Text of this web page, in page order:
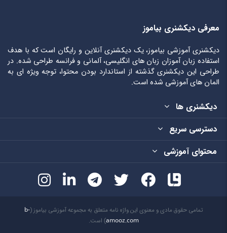
معرفی دیکشنری بیاموز
دیکشنری آموزشی بیاموز، یک دیکشنری آنلاین و رایگان است که با هدف
استفاده زبان آموزان زبان های انگلیسی، آلمانی و فرانسه طراحی شده. در
طراحی این دیکشنری گذشته از استاندارد بودن محتوا، توجه ویژه ای به
المان های آموزشی شده است.
دیکشنری ها
دسترسی سریع
محتوای آموزشی
تمامی حقوق مادی و معنوی این واژه نامه متعلق به مجموعه آموزشی بیاموز (b-
amooz.com) است.